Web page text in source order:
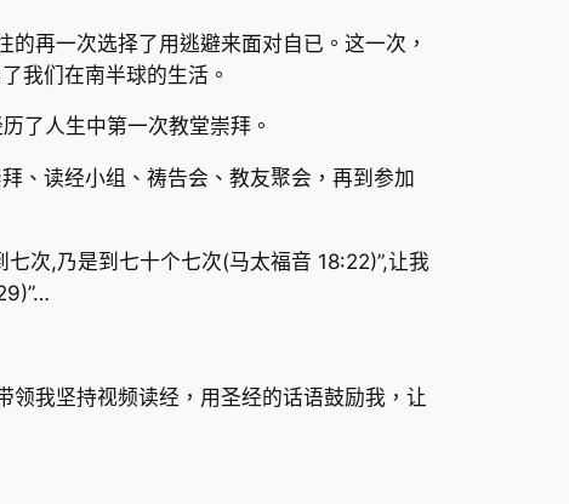
再一次选择了用逃避来面对自已。这一次，
我们在南半球的生活。
了人生中第一次教堂崇拜。
、读经小组、祷告会、教友聚会，再到参加
次,乃是到七十个七次(马太福音 18:22)”,让我
我坚持视频读经，用圣经的话语鼓励我，让